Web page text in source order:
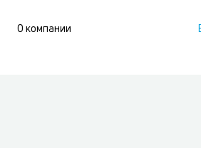
О компании